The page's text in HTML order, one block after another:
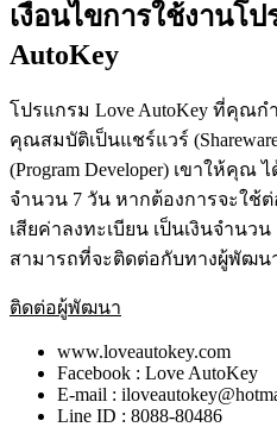
เงื่อนไขการใช้งานโป
AutoKey
โปรแกรม Love AutoKey ที่คุณ
คุณสมบัติเป็นแชร์แวร์
(Program Developer) เขาให้คุ
จำนวน 7 วัน หากต้องการจะใช้
เสียค่าลงทะเบียน เป็นเงินจำน
สามารถที่จะติดต่อกับทางผู้พัฒน
ติดต่อผู้พัฒนา
www.loveautokey.com
Facebook : Love AutoKey
E-mail :
Line ID : 8088-80486